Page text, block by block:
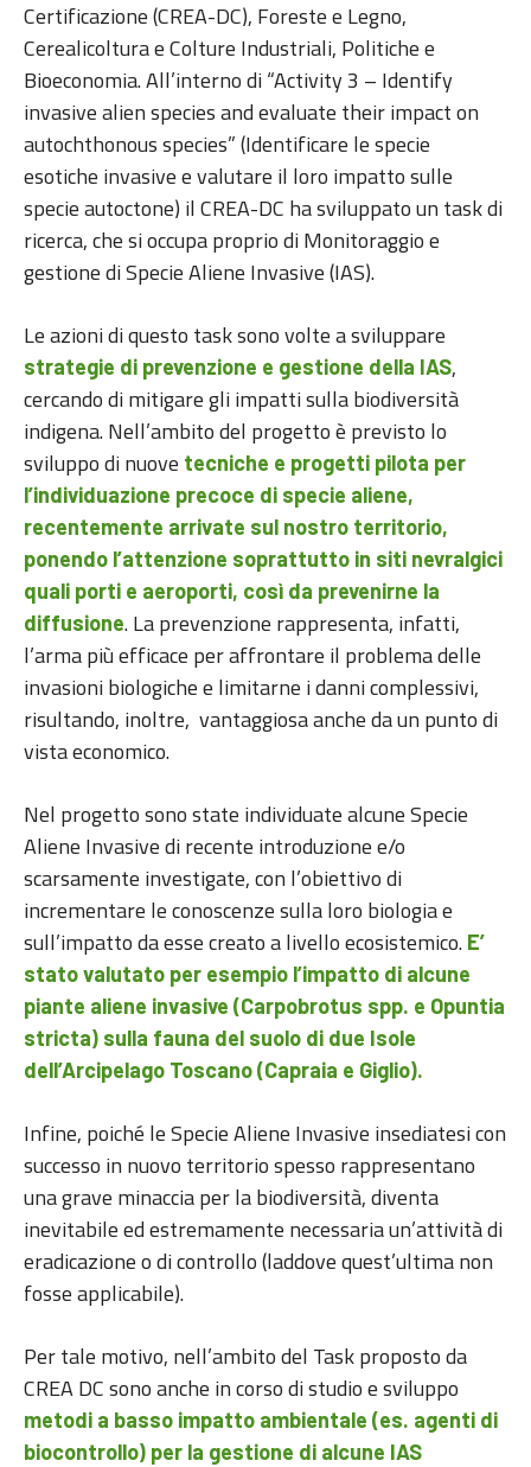
Certificazione (CREA-DC), Foreste e Legno,
Cerealicoltura e Colture Industriali, Politiche e
Bioeconomia. All’interno di “Activity 3 – Identify
invasive alien species and evaluate their impact on
autochthonous species” (Identificare le specie
esotiche invasive e valutare il loro impatto sulle
specie autoctone) il CREA-DC ha sviluppato un task di
ricerca, che si occupa proprio di Monitoraggio e
gestione di Specie Aliene Invasive (IAS).
Le azioni di questo task sono volte a sviluppare
strategie di prevenzione e gestione della IAS,
cercando di mitigare gli impatti sulla biodiversità
indigena. Nell’ambito del progetto è previsto lo
sviluppo di nuove tecniche e progetti pilota per
l’individuazione precoce di specie aliene,
recentemente arrivate sul nostro territorio,
ponendo l’attenzione soprattutto in siti nevralgici
quali porti e aeroporti, così da prevenirne la
diffusione. La prevenzione rappresenta, infatti,
l’arma più efficace per affrontare il problema delle
invasioni biologiche e limitarne i danni complessivi,
risultando, inoltre, vantaggiosa anche da un punto di
vista economico.
Nel progetto sono state individuate alcune Specie
Aliene Invasive di recente introduzione e/o
scarsamente investigate, con l’obiettivo di
incrementare le conoscenze sulla loro biologia e
sull’impatto da esse creato a livello ecosistemico. E’
stato valutato per esempio l’impatto di alcune
piante aliene invasive (Carpobrotus spp. e Opuntia
stricta) sulla fauna del suolo di due Isole
dell’Arcipelago Toscano (Capraia e Giglio).
Infine, poiché le Specie Aliene Invasive insediatesi con
successo in nuovo territorio spesso rappresentano
una grave minaccia per la biodiversità, diventa
inevitabile ed estremamente necessaria un’attività di
eradicazione o di controllo (laddove quest’ultima non
fosse applicabile).
Per tale motivo, nell’ambito del Task proposto da
CREA DC sono anche in corso di studio e sviluppo
metodi a basso impatto ambientale (es. agenti di
biocontrollo) per la gestione di alcune IAS